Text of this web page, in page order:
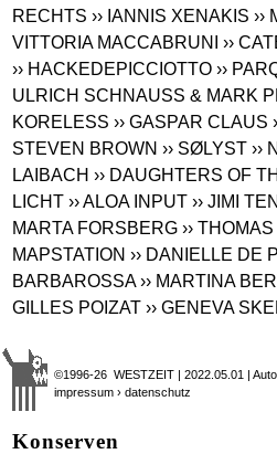
RECHTS ›› IANNIS XENAKIS ››
VITTORIA MACCABRUNI
››
›› HACKEDEPICCIOTTO ››
ULRICH SCHNAUSS & MARK
KORELESS ›› GASPAR CLAUS
STEVEN BROWN ›› SØLYST ››
LAIBACH ›› DAUGHTERS OF
LICHT ›› ALOA INPUT ›› JIMI
MARTA FORSBERG ››
MAPSTATION ›› DANIELLE DE
BARBAROSSA ›› MARTINA
GILLES POIZAT›› GENEVA
©1996-26 WESTZEIT | 2022.05.01 |
impressum › datenschutz
Konserven